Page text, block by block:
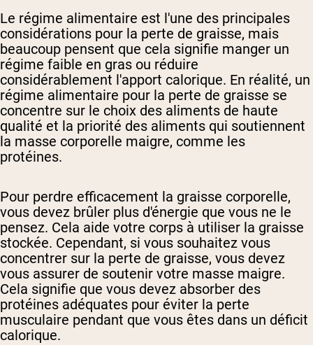
Le régime alimentaire est l'une des principales
considérations pour la perte de graisse, mais
beaucoup pensent que cela signifie manger un
régime faible en gras ou réduire
considérablement l'apport calorique. En réalité, un
régime alimentaire pour la perte de graisse se
concentre sur le choix des aliments de haute
qualité et la priorité des aliments qui soutiennent
la masse corporelle maigre, comme les
protéines.
Pour perdre efficacement la graisse corporelle,
vous devez brûler plus d'énergie que vous ne le
pensez. Cela aide votre corps à utiliser la graisse
stockée. Cependant, si vous souhaitez vous
concentrer sur la perte de graisse, vous devez
vous assurer de soutenir votre masse maigre.
Cela signifie que vous devez absorber des
protéines adéquates pour éviter la perte
musculaire pendant que vous êtes dans un déficit
calorique.